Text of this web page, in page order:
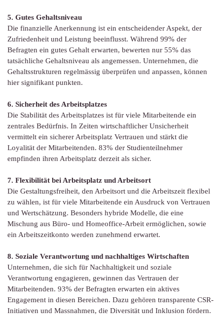
5. Gutes Gehaltsniveau
Die finanzielle Anerkennung ist ein entscheidender Aspekt, der
Zufriedenheit und Leistung beeinflusst. Während 99% der
Befragten ein gutes Gehalt erwarten, bewerten nur 55% das
tatsächliche Gehaltsniveau als angemessen. Unternehmen, die
Gehaltsstrukturen regelmässig überprüfen und anpassen, können
hier signifikant punkten.
6. Sicherheit des Arbeitsplatzes
Die Stabilität des Arbeitsplatzes ist für viele Mitarbeitende ein
zentrales Bedürfnis. In Zeiten wirtschaftlicher Unsicherheit
vermittelt ein sicherer Arbeitsplatz Vertrauen und stärkt die
Loyalität der Mitarbeitenden. 83% der Studienteilnehmer
empfinden ihren Arbeitsplatz derzeit als sicher.
7. Flexibilität bei Arbeitsplatz und Arbeitsort
Die Gestaltungsfreiheit, den Arbeitsort und die Arbeitszeit flexibel
zu wählen, ist für viele Mitarbeitende ein Ausdruck von Vertrauen
und Wertschätzung. Besonders hybride Modelle, die eine
Mischung aus Büro- und Homeoffice-Arbeit ermöglichen, sowie
ein Arbeitszeitkonto werden zunehmend erwartet.
8. Soziale Verantwortung und nachhaltiges Wirtschaften
Unternehmen, die sich für Nachhaltigkeit und soziale
Verantwortung engagieren, gewinnen das Vertrauen der
Mitarbeitenden. 93% der Befragten erwarten ein aktives
Engagement in diesen Bereichen. Dazu gehören transparente CSR-
Initiativen und Massnahmen, die Diversität und Inklusion fördern.